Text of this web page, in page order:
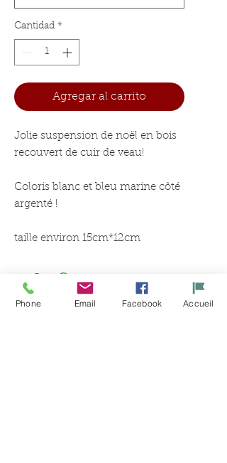
Cantidad *
Agregar al carrito
Jolie suspension de noël en bois
recouvert de cuir de veau!
Coloris blanc et bleu marine côté
argenté !
taille environ 15cm*12cm
Phone Email Facebook Accueil